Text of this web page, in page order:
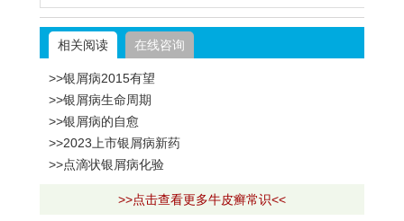
相关阅读 在线咨询
>>银屑病2015有望
>>银屑病生命周期
>>银屑病的自愈
>>2023上市银屑病新药
>>点滴状银屑病化验
>>点击查看更多牛皮癣常识<<